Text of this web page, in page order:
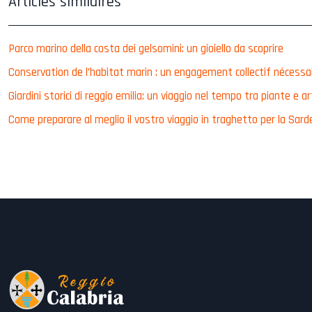
Parco marino della costa dei gelsomini: un gioiello da scoprire
Conservation de l’habitat marin : un engagement collectif
Giardini storici di reggio emilia: un viaggio nel tempo tra piante e
Come preparare al meglio il vostro viaggio in traghetto per la